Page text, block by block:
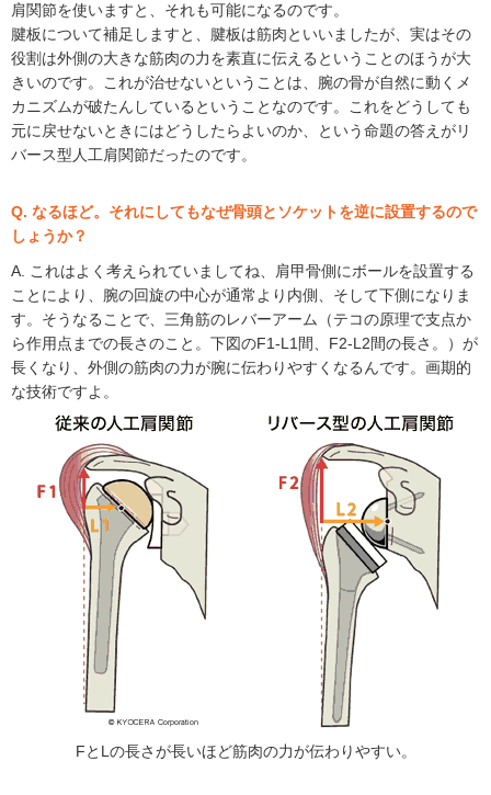
肩関節を使いますと、それも可能になるのです。
腱板について補足しますと、腱板は筋肉といいましたが、実はその
役割は外側の大きな筋肉の力を素直に伝えるということのほうが大
きいのです。これが治せないということは、腕の骨が自然に動くメ
カニズムが破たんしているということなのです。これをどうしても
元に戻せないときにはどうしたらよいのか、という命題の答えがリ
バース型人工肩関節だったのです。
Q. なるほど。それにしてもなぜ骨頭とソケットを逆に設置するので
しょうか？
A. これはよく考えられていましてね、肩甲骨側にボールを設置する
ことにより、腕の回旋の中心が通常より内側、そして下側になりま
す。そうなることで、三角筋のレバーアーム（テコの原理で支点か
ら作用点までの長さのこと。下図のF1-L1間、F2-L2間の長さ。）が
長くなり、外側の筋肉の力が腕に伝わりやすくなるんです。画期的
な技術ですよ。
FとLの長さが長いほど筋肉の力が伝わりやすい。